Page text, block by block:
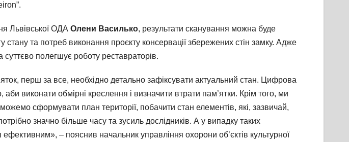
Львівської ОДА Олени Василько, результати сканування можна буде
та потреб виконання проєкту консервації збережених стін замку. Адже
полегшує роботу реставраторів.
перш за все, необхідно детально зафіксувати актуальний стан. Цифрова
виконати обмірні креслення і визначити втрати пам’ятки. Крім того, ми
сформувати план території, побачити стан елементів, які, зазвичай,
значно більше часу та зусиль дослідників. А у випадку таких
– пояснив начальник управління охорони об’єктів культурної